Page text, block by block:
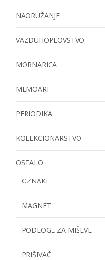
NAORUŽANJE
VAZDUHOPLOVSTVO
MORNARICA
MEMOARI
PERIODIKA
KOLEKCIONARSTVO
OSTALO
OZNAKE
MAGNETI
PODLOGE ZA MIŠEVE
PRIŠIVAČI